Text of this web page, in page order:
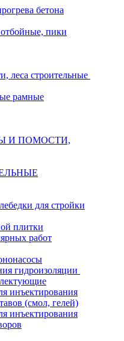
бетона
пики
леса строительные
рамные
И ПОМОСТИ,
для стройки
плитки
работ
гидроизоляции
инъектирования
(смол, гелей)
инъектирования